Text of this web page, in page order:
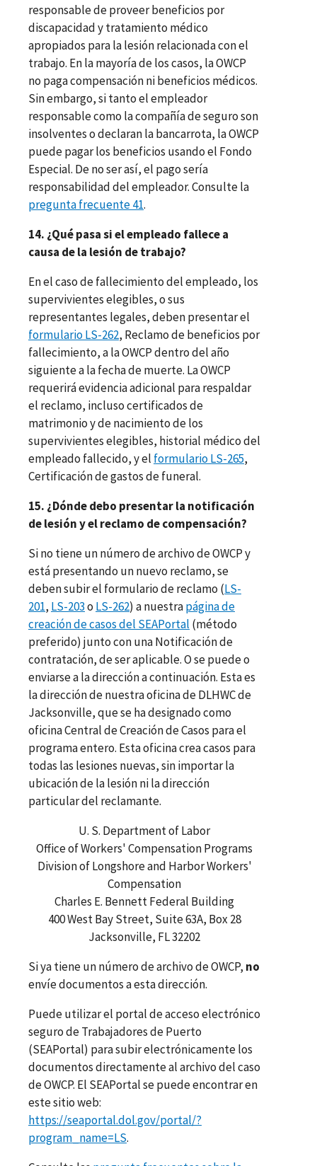
responsable de proveer beneficios por
discapacidad y tratamiento médico
apropiados para la lesión relacionada con el
trabajo. En la mayoría de los casos, la OWCP
no paga compensación ni beneficios médicos.
Sin embargo, si tanto el empleador
responsable como la compañía de seguro son
insolventes o declaran la bancarrota, la OWCP
puede pagar los beneficios usando el Fondo
Especial. De no ser así, el pago sería
responsabilidad del empleador. Consulte la
pregunta frecuente 41.
14. ¿Qué pasa si el empleado fallece a
causa de la lesión de trabajo?
En el caso de fallecimiento del empleado, los
supervivientes elegibles, o sus
representantes legales, deben presentar el
formulario LS-262, Reclamo de beneficios por
fallecimiento, a la OWCP dentro del año
siguiente a la fecha de muerte. La OWCP
requerirá evidencia adicional para respaldar
el reclamo, incluso certificados de
matrimonio y de nacimiento de los
supervivientes elegibles, historial médico del
empleado fallecido, y el formulario LS-265,
Certificación de gastos de funeral.
15. ¿Dónde debo presentar la notificación
de lesión y el reclamo de compensación?
Si no tiene un número de archivo de OWCP y
está presentando un nuevo reclamo, se
deben subir el formulario de reclamo (LS-
201, LS-203o LS-262) a nuestrapágina de
creación de casos del SEAPortal (método
preferido) junto con una Notificación de
contratación, de ser aplicable. O se puede o
enviarse a la dirección a continuación. Esta es
la dirección de nuestra oficina de DLHWC de
Jacksonville, que se ha designado como
oficina Central de Creación de Casos para el
programa entero. Esta oficina crea casos para
todas las lesiones nuevas, sin importar la
ubicación de la lesión ni la dirección
particular del reclamante.
U. S. Department of Labor
Office of Workers' Compensation Programs
Division of Longshore and Harbor Workers'
Compensation
Charles E. Bennett Federal Building
400 West Bay Street, Suite 63A, Box 28
Jacksonville, FL 32202
Si ya tiene un número de archivo de OWCP, no
envíe documentos a esta dirección.
Puede utilizar el portal de acceso electrónico
seguro de Trabajadores de Puerto
(SEAPortal) para subir electrónicamente los
documentos directamente al archivo del caso
de OWCP. El SEAPortal se puede encontrar en
este sitio web:
https://seaportal.dol.gov/portal/?
program_name=LS.